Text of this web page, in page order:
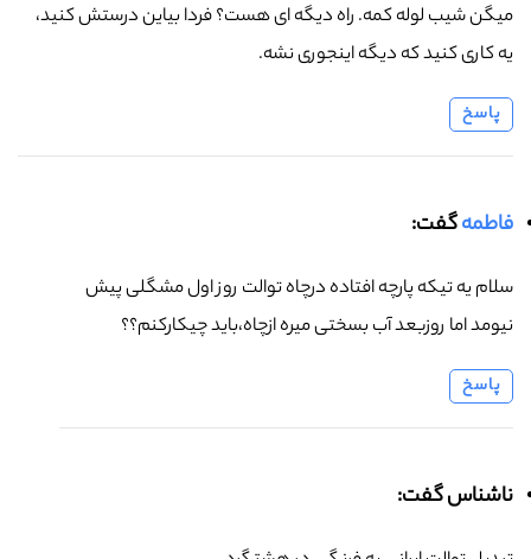
میگن شیب لوله کمه. راه دیگه ای هست؟ فردا بیاین درستش کنید،
یه کاری کنید که دیگه اینجوری نشه.
پاسخ
فاطمهگفت:
سلام یه تیکه پارچه افتاده درچاه توالت روز اول مشگلی پیش
نیومد اما روزبعد آب بسختی میره ازچاه،باید چیکارکنم؟؟
پاسخ
ناشناس گفت: